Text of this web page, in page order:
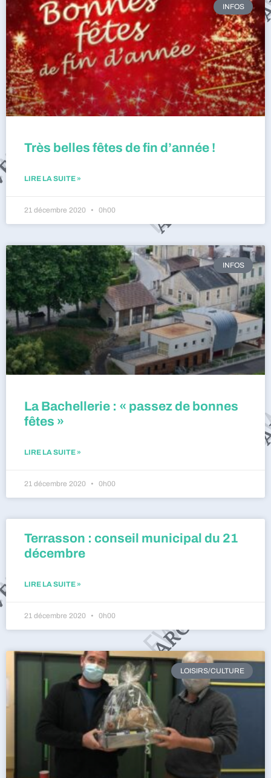
INFOS
Très belles fêtes de fin d’année !
LIRE LA SUITE »
21 décembre 2020 0h00
INFOS
La Bachellerie : « passez de bonnes
fêtes »
LIRE LA SUITE »
21 décembre 2020 0h00
Terrasson : conseil municipal du 21
décembre
LIRE LA SUITE »
21 décembre 2020 0h00
LOISIRS/CULTURE